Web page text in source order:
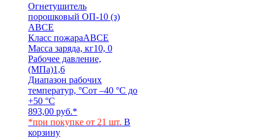
Огнетушитель
порошковый ОП-10 (з)
АВСЕ
Класс пожараАВСЕ
Масса заряда, кг10, 0
Рабочее давление,
(МПа)1,6
Диапазон рабочих
температур, °Сот –40 °С до
+50 °С
893,00 руб.*
*при покупке от 21 шт. В
корзину